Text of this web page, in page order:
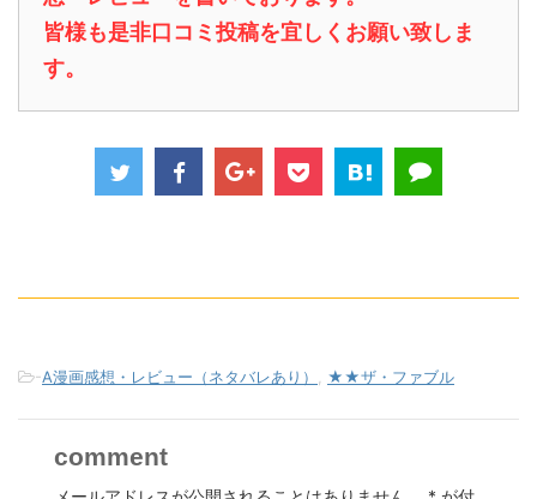
皆様も是非口コミ投稿を宜しくお願い致しま
す。
-A漫画感想・レビュー（ネタバレあり） ★★ザ・ファブル
comment